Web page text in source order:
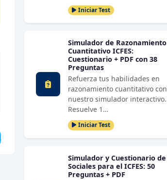
Iniciar Test
Simulador de Razonamiento
Cuantitativo ICFES:
Cuestionario + PDF con 38
Preguntas
Refuerza tus habilidades en
razonamiento cuantitativo con
nuestro simulador interactivo.
Resuelve 1…
Iniciar Test
Simulador y Cuestionario de
Sociales para el ICFES: 50
Preguntas + PDF